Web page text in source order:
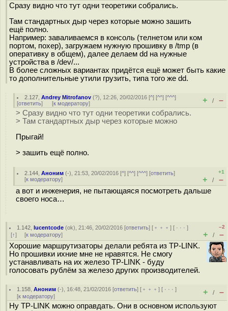
Сразу видно что тут одни теоретики собрались.
Там стандартных дыр через которые можно зашить
ещё полно.
Например: заваливаемся в консоль (телнетом или ком
портом, похер), загружаем нужную прошивку в /tmp (в
оперативку в общем), далее делаем dd на нужные
устройства в /dev/...
В более сложных вариантах придётся ещё может быть какие
то дополнительные утили грузить, типа того же dd.
2.127 ,Andrey Mitrofanov (?), 12:26, 20/02/2016 [^] [^^] [^^^]
[ответить] [к модератору] + / –
> Сразу видно что тут одни теоретики собрались.
> Там стандартных дыр через которые можно
Прыгай!
> зашить ещё полно.
2.144 ,Аноним (-), 21:53, 20/02/2016 [^] [^^] [^^^] [ответить]
[к модератору]
+1
+ / –
а вот и инженерия, не пытающаяся посмотреть дальше
своего носа…
1.142 ,lucentcode (ok), 21:46, 20/02/2016 [ответить] [ ﹢﹢﹢] [ · · ·]
[↑] [к модератору]
–2
+ / –
Хорошие маршрутизаторы делали ребята из TP-LINK.
Но прошивки ихние мне не нравятся. Не смогу
устанавливать на их железо TP-LINK - буду
голосовать рублём за железо других производителей.
1.158 ,Аноним (-), 16:48, 21/02/2016 [ответить] [ ﹢﹢﹢] [ · · ·]
[к модератору] + / –
Ну TP-LINK можно оправдать. Они в основном используют